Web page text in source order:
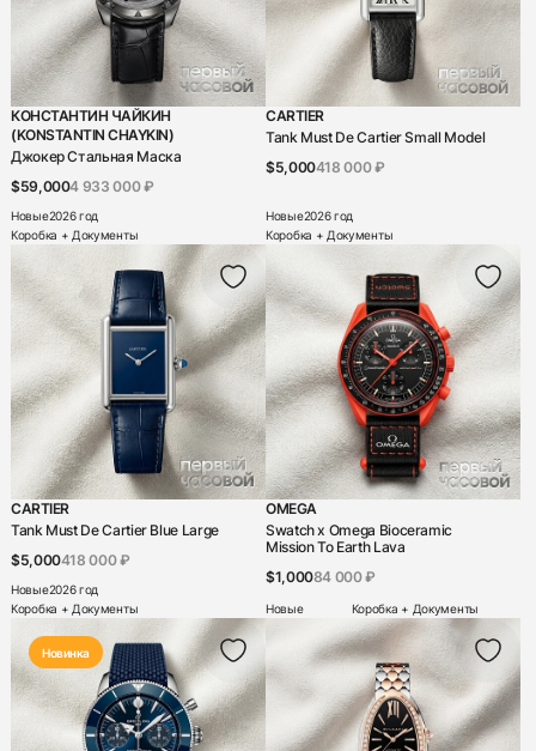
Blu
Boucheron
Bovet
Breguet
Breitling
Bvlgari
Carl F. Bucherer
Carrera y Carrera
Cartier
Chanel
Chaumet
Chopard
Christophe Claret
Chronoswiss
Concord
Corum
Cvstos
Czapek
от A до Z
от Z до A
КОНСТАНТИН ЧАЙКИН
(KONSTANTIN CHAYKIN)
Джокер Стальная Маска
$59,0004 933 000 ₽
Новые2026 год
Коробка + Документы
CARTIER
Tank Must De Cartier Small Model
$5,000418 000 ₽
Новые2026 год
Коробка + Документы
CARTIER
Tank Must De Cartier Blue Large
$5,000418 000 ₽
Новые2026 год
Коробка + Документы
OMEGA
Swatch x Omega Bioceramic
Mission To Earth Lava
$1,00084 000 ₽
Новые Коробка + Документы
Новинка